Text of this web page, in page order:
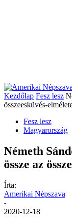
Kezdőlap Fesz lesz
összeesküvés-
Fesz lesz
Magyarország
Németh
össze az
Írta:
Amerikai Népszava
-
2020-12-18